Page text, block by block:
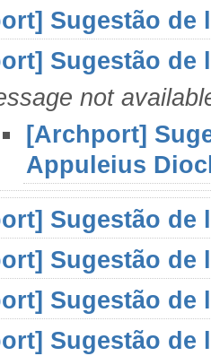
Sugestão de
Sugestão de
not
[Archport]
Appuleius
Sugestão de
Sugestão de
Sugestão de
Sugestão de